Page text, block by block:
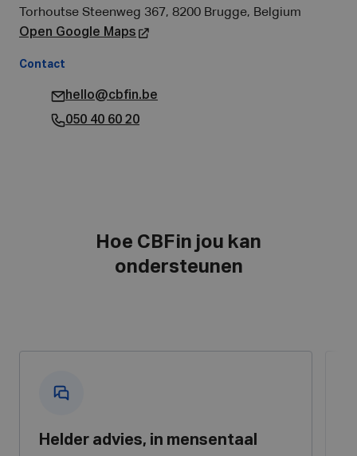
Torhoutse Steenweg 367, 8200 Brugge, Belgium
Open Google Maps
Contact
hello@cbfin.be
050 40 60 20
Hoe CBFin jou kan
ondersteunen
Helder advies, in mensentaal